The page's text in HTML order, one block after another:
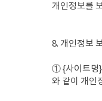
개인정보를
8. 개인정보
① {사이트명
와 같이 개인